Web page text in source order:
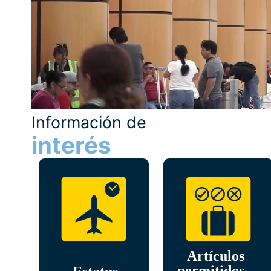
Información de
interés